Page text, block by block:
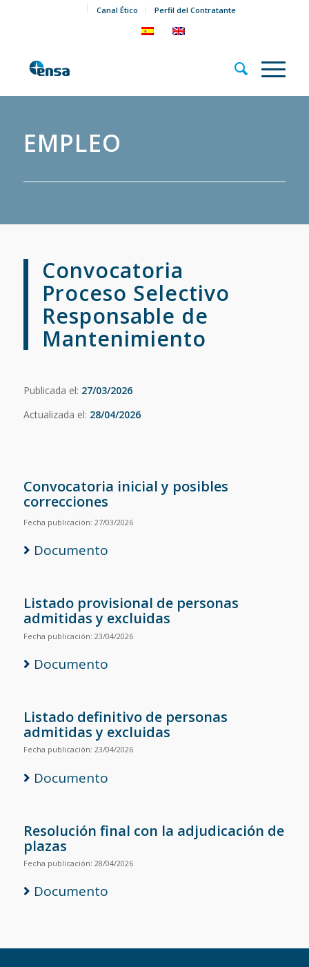
Canal Ético Perfil del Contratante
EMPLEO
Convocatoria
Proceso Selectivo
Responsable de
Mantenimiento
Publicada el: 27/03/2026
Actualizada el: 28/04/2026
Convocatoria inicial y posibles
correcciones
Fecha publicación: 27/03/2026
Documento
Listado provisional de personas
admitidas y excluidas
Fecha publicación: 23/04/2026
Documento
Listado definitivo de personas
admitidas y excluidas
Fecha publicación: 23/04/2026
Documento
Resolución final con la adjudicación de
plazas
Fecha publicación: 28/04/2026
Documento